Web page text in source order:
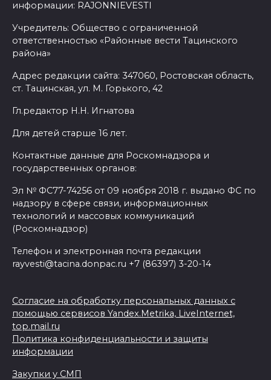
информации: RAJONNIEVESTI
Учредитель: Общество с ограниченной
ответственностью «Районные вести Тацинского
района»
Адрес редакции сайта: 347060, Ростовская область,
ст. Тацинская, ул. М. Горького, 42
Гл.редактор Н.Н. Игнатова
Для детей старше 16 лет.
Контактные данные для Роскомнадзора и
государственных органов:
Эл № ФС77-74256 от 09 ноября 2018 г. выдано ФС по
надзору в сфере связи, информационных
технологий и массовых коммуникаций
(Роскомнадзор)
Телефон и электронная почта редакции
rayvesti@tacina.donpac.ru +7 (86397) 3-20-14
Согласие на обработку персональных данных с
помощью сервисов Yandex.Metrika, LiveInternet,
top.mail.ru
Политика конфиденциальности и защиты
информации
Закупки у СМП